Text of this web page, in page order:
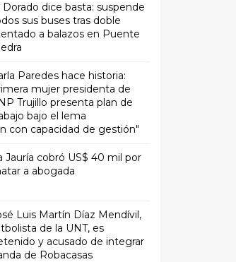
Dorado dice basta: suspende
sus buses tras doble
a balazos en Puente
Paredes hace historia:
mujer presidenta de
Trujillo presenta plan de
bajo el lema
con capacidad de gestión"
Jauría cobró US$ 40 mil por
a abogada
Luis Martín Díaz Mendívil,
de la UNT, es
y acusado de integrar
de Robacasas